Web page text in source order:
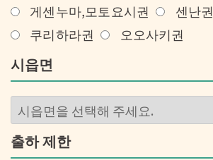
게센누마,모토요시권
센난권
쿠리하라권
오오사키권
시읍면
출하 제한